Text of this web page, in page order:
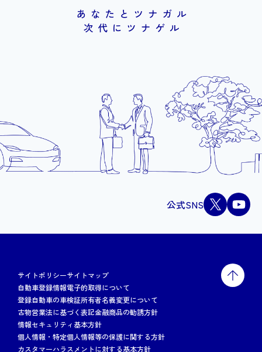
公式SNS
サイトポリシーサイトマップ
自動車登録情報電子的取得について
登録自動車の車検証所有者名義変更について
古物営業法に基づく表記金融商品の勧誘方針
情報セキュリティ基本方針
個人情報・特定個人情報等の保護に関する方針
カスタマーハラスメントに対する基本方針